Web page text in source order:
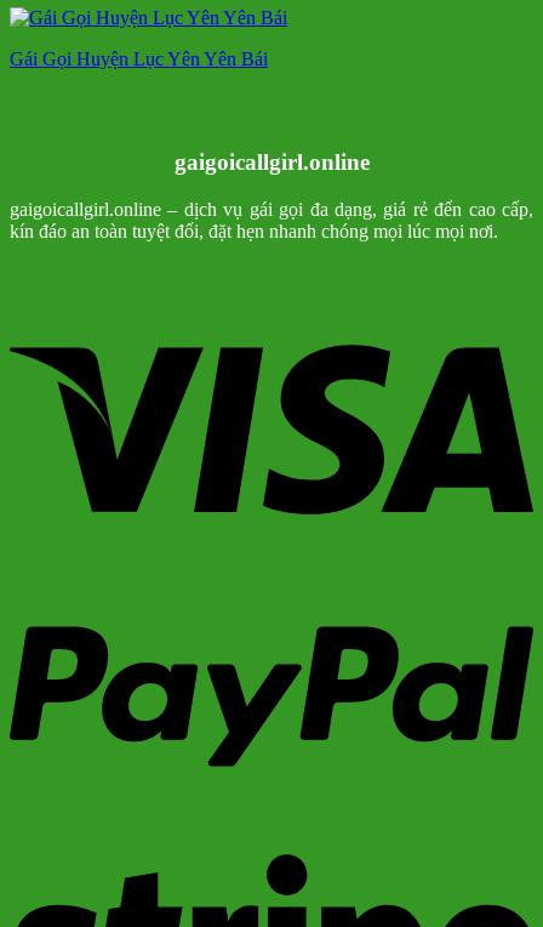
Gái Gọi Huyện Lục Yên Yên Bái
gaigoicallgirl.online
gaigoicallgirl.online – dịch vụ gái gọi đa dạng, giá rẻ đến cao cấp,
kín đáo an toàn tuyệt đối, đặt hẹn nhanh chóng mọi lúc mọi nơi.